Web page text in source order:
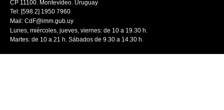
CP 11100. Montevideo. Uruguay
Tel: [598 2] 1950 7960
Mail: CdF@imm.gub.uy
Lunes, miércoles, jueves, viernes: de 10 a 19.30 h.
Martes: de 10 a 21 h. Sábados de 9.30 a 14.30 h.